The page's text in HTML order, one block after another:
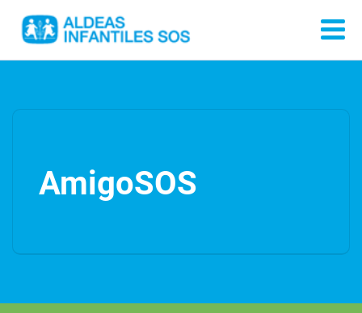
AmigoSOS